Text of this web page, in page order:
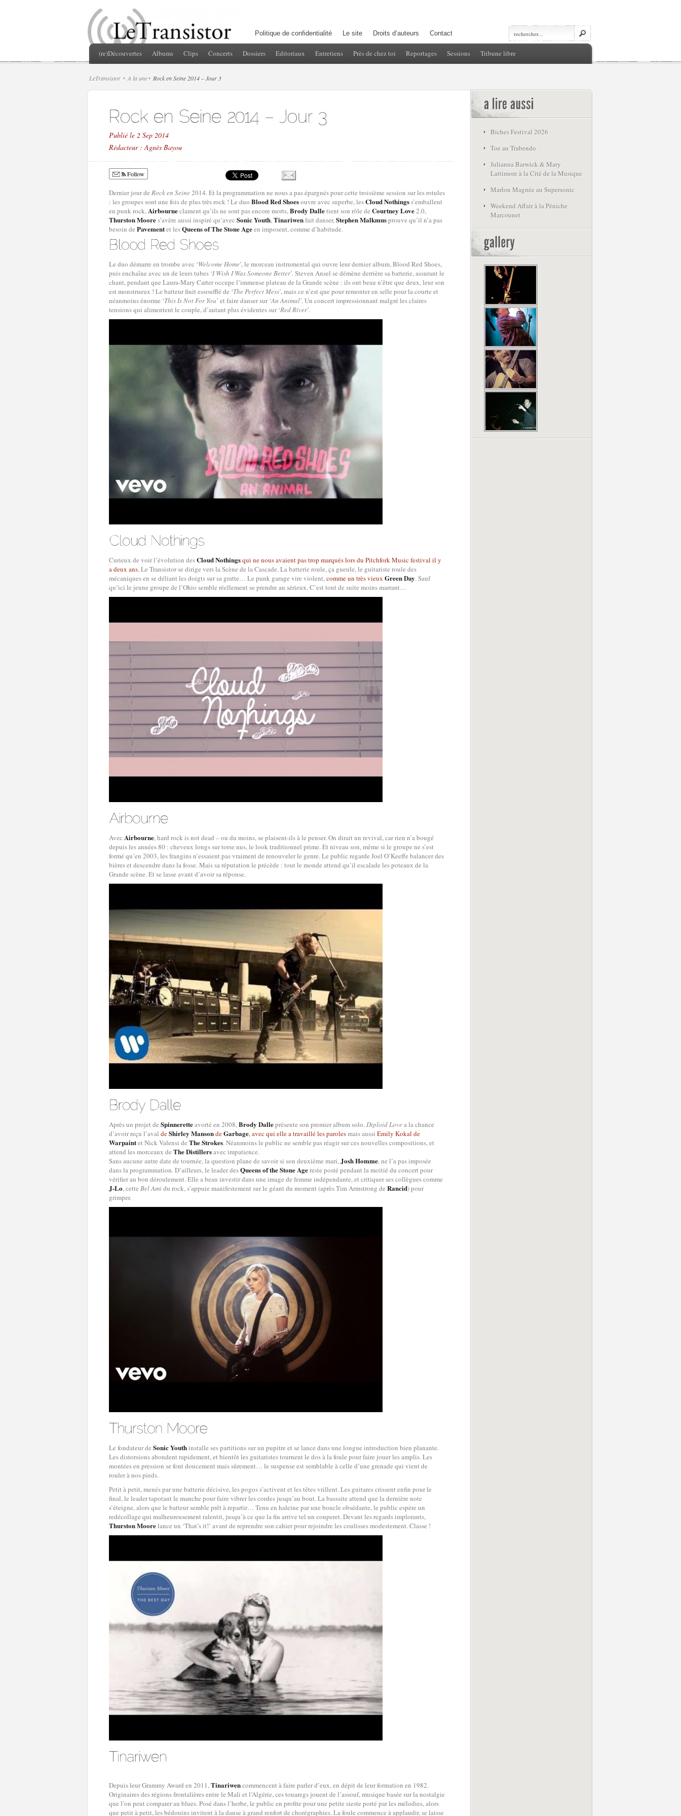
Politique de confidentialité Le site Droits d’auteurs Contact
(re)Découvertes Albums Clips Concerts Dossiers Editoriaux Entretiens Près de chez toi Reportages Sessions Tribune libre
LeTransistor A la une Rock en Seine 2014 – Jour 3
Publié le 2 Sep 2014
Rédacteur : Agnès Bayou
Follow
Dernier jour de Rock en Seine 2014. Et la programmation ne nous a pas épargnés pour cette troisième session sur les rotules
: les groupes sont une fois de plus très rock ! Le duo Blood Red Shoesouvre avec superbe, lesCloud Nothingss’emballent
en punk rock,Airbourneclament qu’ils ne sont pas encore morts,Brody Dalletient son rôle de Courtney Love2.0,
Thurston Moores’avère aussi inspiré qu’avec Sonic Youth,Tinariwenfait danser,Stephen Malkmusprouve qu’il n’a pas
besoin de Pavementet lesQueens of The Stone Ageen imposent, comme d’habitude.
Le duo démarre en trombe avec ‘Welcome Home’, le morceau instrumental qui ouvre leur dernier album, Blood Red Shoes,
puis enchaîne avec un de leurs tubes ‘I Wish I Was Someone Better’. Steven Ansel se démène derrière sa batterie, assurant le
chant, pendant que Laura-Mary Carter occupe l’immense plateau de la Grande scène : ils ont beau n’être que deux, leur son
est monstrueux ! Le batteur finit essoufflé de ‘The Perfect Mess’, mais ce n’est que pour remonter en selle pour la courte et
néanmoins énorme ‘This Is Not For You’ et faire danser sur ‘An Animal’. Un concert impressionnant malgré les claires
tensions qui alimentent le couple, d’autant plus évidentes sur ‘Red River’.
Curieux de voir l’évolution desCloud Nothingsqui ne nous avaient pas trop marqués lors du Pitchfork Music festival il y
a deux ans, Le Transistor se dirige vers la Scène de la Cascade. La batterie roule, ça gueule, le guitariste roule des
mécaniques en se déliant les doigts sur sa gratte… Le punk garage vire violent,comme un très vieux Green Day. Sauf
qu’ici le jeune groupe de l’Ohio semble réellement se prendre au sérieux. C’est tout de suite moins marrant…
Avec Airbourne, hard rock is not dead – ou du moins, se plaisent-ils à le penser. On dirait un revival, car rien n’a bougé
depuis les années 80 : cheveux longs sur torse nus, le look traditionnel prime. Et niveau son, même si le groupe ne s’est
formé qu’en 2003, les frangins n’essaient pas vraiment de renouveler le genre. Le public regarde Joel O’Keeffe balancer des
bières et descendre dans la fosse. Mais sa réputation le précède : tout le monde attend qu’il escalade les poteaux de la
Grande scène. Et se lasse avant d’avoir sa réponse.
Après un projet de Spinneretteavorté en 2008,Brody Dalleprésente son premier album solo.Diploid Love a la chance
d’avoir reçu l’aval deShirley MansondeGarbage, avec qui elle a travaillé les parolesmais aussi Emily Kokal de
Warpaintet Nick Valensi de The Strokes. Néanmoins le public ne semble pas réagir sur ces nouvelles compositions, et
attend les morceaux de The Distillersavec impatience.
Sans aucune autre date de tournée, la question plane de savoir si son deuxième mari,Josh Homme, ne l’a pas imposée
dans la programmation. D’ailleurs, le leader desQueens of the Stone Agereste posté pendant la moitié du concert pour
vérifier au bon déroulement. Elle a beau investir dans une image de femme indépendante, et critiquer ses collègues comme
J-Lo, cette Bel Amidu rock, s’appuie manifestement sur le géant du moment (après Tim Armstrong de Rancid) pour
grimper.
Le fondateur de Sonic Youthinstalle ses partitions sur un pupitre et se lance dans une longue introduction bien planante.
Les distorsions abondent rapidement, et bientôt les guitaristes tournent le dos à la foule pour faire jouer les amplis. Les
montées en pression se font doucement mais sûrement… le suspense est semblable à celle d’une grenade qui vient de
rouler à nos pieds.
Petit à petit, menés par une batterie décisive, les pogos s’activent et les têtes vrillent. Les guitares crissent enfin pour le
final, le leader tapotant le manche pour faire vibrer les cordes jusqu’au bout. La basssite attend que la dernière note
s’éteigne, alors que le batteur semble prêt à repartir… Tenu en haleine par une boucle obsédante, le public espère un
redécollage qui malheureusement ralentit, jusqu’à ce que la fin arrive tel un couperet. Devant les regards implorants,
Thurston Moorelance un ‘That’s it!’ avant de reprendre son cahier pour rejoindre les coulisses modestement. Classe !
Depuis leur Grammy Award en 2011,Tinariwencommencent à faire parler d’eux, en dépit de leur formation en 1982.
Originaires des régions frontalières entre le Mali et l’Algérie, ces touaregs jouent de l’assouf, musique basée sur la nostalgie
que l’on peut comparer au blues. Posé dans l’herbe, le public en profite pour une petite sieste porté par les mélodies, alors
que petit à petit, les bédouins invitent à la danse à grand renfort de chorégraphies. La foule commence à applaudir, se laisse
Biches Festival 2026
Toe au Trabendo
Julianna Barwick & Mary
Lattimore à la Cité de la Musique
Marlon Magnée au Supersonic
Weekend Affair à la Péniche
Marcounet